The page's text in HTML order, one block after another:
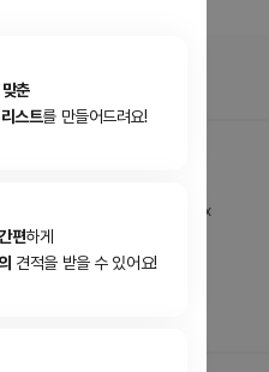
오스 오브제컬렉션 냉장고 Fit & Max
원
춘
스트를 만들어드려요!
편하게
견적을 받을 수 있어요!